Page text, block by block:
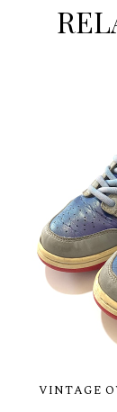
VINTAGE